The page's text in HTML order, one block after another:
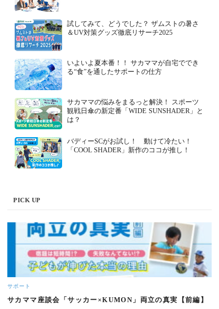
試してみて、どうでした？ ザムストの暑さ
＆UV対策グッズ徹底リサーチ2025
いよいよ夏本番！！ サカママが自宅ででき
る“食”を通したサポートの仕方
サカママの悩みをまるっと解決！ スポーツ
観戦日傘の新定番「WIDE SUNSHADER」と
は？
バディーSCがお試し！ 動けて冷たい！
「COOL SHADER」新作のココが推し！
PICK UP
サポート
サカママ座談会「サッカー×KUMON」両立の真実【前編】